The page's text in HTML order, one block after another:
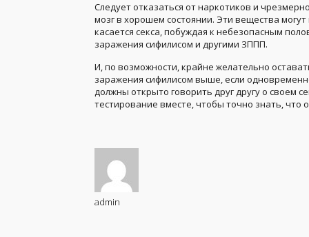
Следует отказаться от наркотиков и
мозг в хорошем состоянии. Эти вещества
касается секса, побуждая к небезопасным
заражения сифилисом и другими ЗППП.
И, по возможности, крайне желательно
заражения сифилисом выше, если
должны открыто говорить друг другу о своем
тестирование вместе, чтобы точно знать,
admin